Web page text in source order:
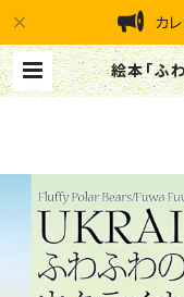
カ
絵本「ふ